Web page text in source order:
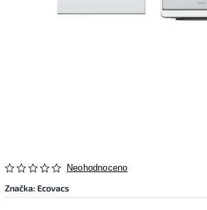
Neohodnoceno
Značka:Ecovacs